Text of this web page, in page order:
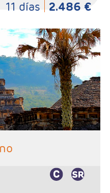
11 días 2.486 €
1 Noche en Veracruz, 1
1Noche en Tehuantepec, 2
Palenque, 1 Noche en
en Cancún